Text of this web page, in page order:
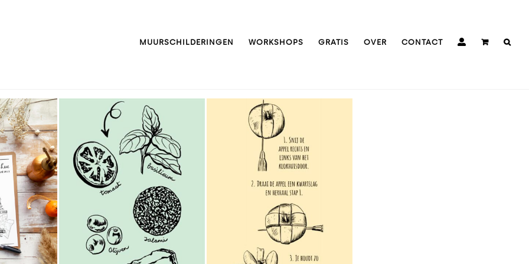
MUURSCHILDERINGEN WORKSHOPS GRATIS OVER CONTACT
&
Dekamarkt |
Smaakvolle
illustraties
voor #6
Dekamarkt
Dekamarkt |
Smaakvolle
illustraties
voor #5
Dekamarkt